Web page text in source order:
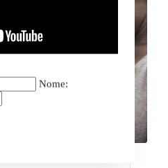
Nome: